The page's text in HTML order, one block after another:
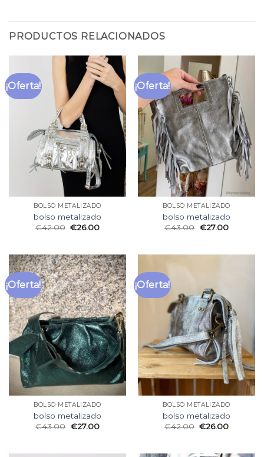
PRODUCTOS RELACIONADOS
¡Oferta!
BOLSO METALIZADO
bolso metalizado
€42.00 €26.00
¡Oferta!
BOLSO METALIZADO
bolso metalizado
€43.00 €27.00
¡Oferta!
BOLSO METALIZADO
bolso metalizado
€43.00 €27.00
¡Oferta!
BOLSO METALIZADO
bolso metalizado
€42.00 €26.00